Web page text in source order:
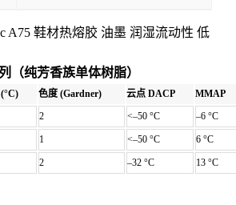
A75 鞋材热熔胶 油墨 润湿流动性 低
（纯芳香族单体树脂）
色度 (Gardner) 云点 DACP
MMAP
2 <–50 °C –6 °C
1 <–50 °C 6 °C
2 –32 °C 13 °C